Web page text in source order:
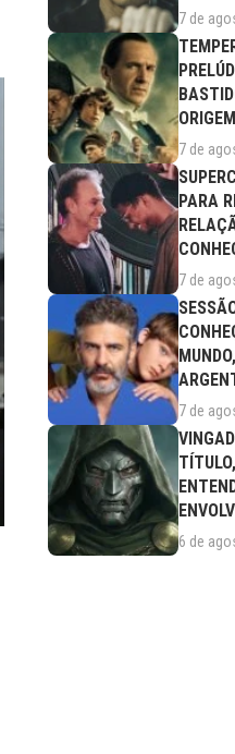
7 de
(09/08)
7 de
PARA
FILME
7 de
NESTA
7 de
6 de